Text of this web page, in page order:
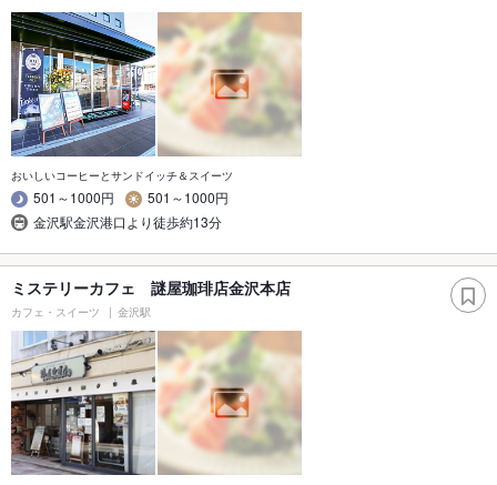
おいしいコーヒーとサンドイッチ＆スイーツ
501～1000円
501～1000円
金沢駅金沢港口より徒歩約13分
ミステリーカフェ 謎屋珈琲店金沢本店
カフェ・スイーツ 金沢駅